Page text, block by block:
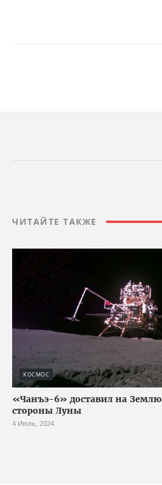
ЧИТАЙТЕ ТАКЖЕ
КОСМОС
«Чанъэ-6» доставил на
стороны Луны
4 Июль, 2024